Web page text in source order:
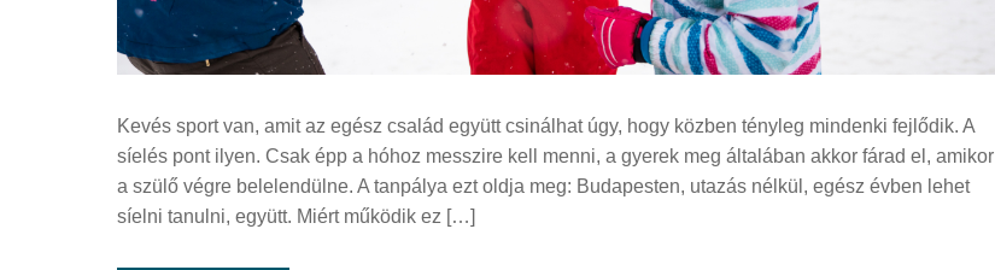
Kevés sport van, amit az egész család együtt csinálhat úgy, hogy közben tényleg mindenki fejlődik. A
síelés pont ilyen. Csak épp a hóhoz messzire kell menni, a gyerek meg általában akkor fárad el, amikor
a szülő végre belelendülne. A tanpálya ezt oldja meg: Budapesten, utazás nélkül, egész évben lehet
síelni tanulni, együtt. Miért működik ez […]